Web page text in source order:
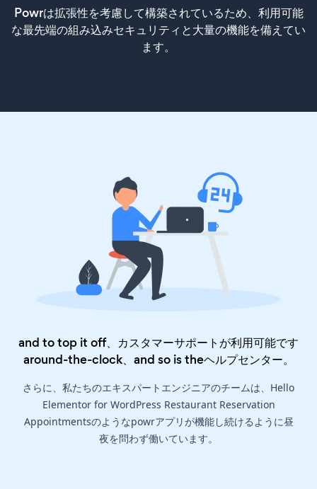
Powrは拡張性を考慮して構築されているため、利用可能
な最先端の組み込みセキュリティと大量の機能を備えてい
ます。
and to top it off、カスタマーサポートが利用可能です
around-the-clock、and so is theヘルプセンター。
さらに、私たちのエキスパートエンジニアのチームは、Hello
Elementor for WordPress Restaurant Reservation
Appointmentsのようなpowrアプリが機能し続けるように昼
夜を問わず働いています。